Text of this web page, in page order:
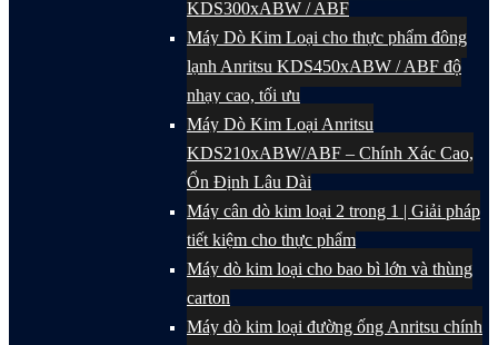
KDS300xABW / ABF
Máy Dò Kim Loại cho thực phẩm đông
lạnh Anritsu KDS450xABW / ABF độ
nhạy cao, tối ưu
Máy Dò Kim Loại Anritsu
KDS210xABW/ABF – Chính Xác Cao,
Ổn Định Lâu Dài
Máy cân dò kim loại 2 trong 1 | Giải pháp
tiết kiệm cho thực phẩm
Máy dò kim loại cho bao bì lớn và thùng
carton
Máy dò kim loại đường ống Anritsu chính